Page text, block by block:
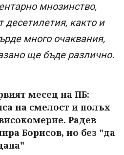
мнозинство,
десетилетия, както и
много очаквания,
ще бъде различно.
месец на ПБ:
на смелост и полъх
Радев
Борисов, но без "да